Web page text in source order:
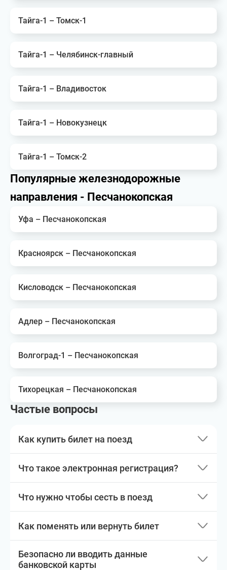
Тайга-1 – Томск-1
Тайга-1 – Челябинск-главный
Тайга-1 – Владивосток
Тайга-1 – Новокузнецк
Тайга-1 – Томск-2
Популярные железнодорожные
направления - Песчанокопская
Уфа – Песчанокопская
Красноярск – Песчанокопская
Кисловодск – Песчанокопская
Адлер – Песчанокопская
Волгоград-1 – Песчанокопская
Тихорецкая – Песчанокопская
Частые вопросы
Как купить билет на поезд
Что такое электронная регистрация?
Что нужно чтобы сесть в поезд
Как поменять или вернуть билет
Безопасно ли вводить данные
банковской карты